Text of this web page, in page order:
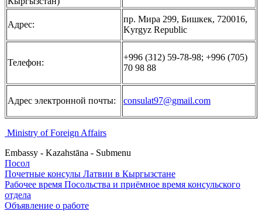
Адрес:
пр. Мира 299, Бишкек, 720016,
Kyrgyz Republic
Телефон:
+996 (312) 59-78-98; +996 (705)
70 98 88
Адрес электронной почты: consulat97@gmail.com
Ministry of Foreign Affairs
Embassy - Kazahstāna - Submenu
Посол
Почетные консулы Латвии в Кыргызстане
Рабочее время Посольства и приёмное время консульского
отдела
Объявление о работе